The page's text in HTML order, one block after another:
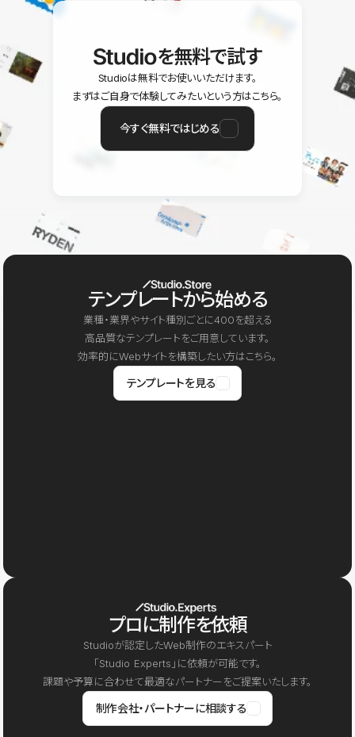
を無料で試す
Studioは無料でお使いいただけます。
まずはご自身で体験してみたいという方はこちら。
今すぐ無料ではじめる
テンプレートから始める
業種・業界やサイト種別ごとに400を超える
高品質なテンプレートをご用意しています。
効率的にWebサイトを構築したい方はこちら。
テンプレートを見る
プロに制作を依頼
Studioが認定したWeb制作のエキスパート
「Studio Experts」に依頼が可能です。
課題や予算に合わせて最適なパートナーをご提案いたします。
制作会社・パートナーに相談する